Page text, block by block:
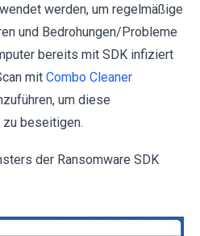
werden, um regelmäßige
und Bedrohungen/Probleme
bereits mit SDK infiziert
mit Combo Cleaner
um diese
zu beseitigen.
der Ransomware SDK